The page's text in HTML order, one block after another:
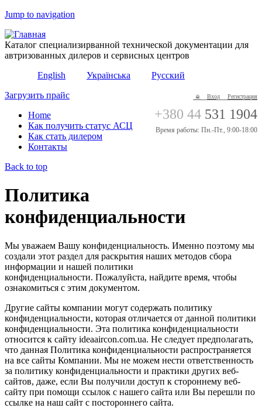
Jump to navigation
Каталог специализирванной технической документации для
автризованных дилеров и сервисных центров
English
Українська Русский
Вход Регистрация
+380 44 531 1904
Время работы: Пн.-Пт., 9:00-18:00
Загрузить прайс
Home
Как получить статус АСЦ
Как стать дилером
Контакты
Back to top
Политика
конфиденциальности
Мы уважаем Вашу конфиденциальность. Именно поэтому мы
создали этот раздел для раскрытия наших методов сбора
информации и нашей политики
конфиденциальности. Пожалуйста, найдите время, чтобы
ознакомиться с этим документом.
Другие сайты компании могут содержать политику
конфиденциальности, которая отличается от данной политики
конфиденциальности. Эта политика конфиденциальности
относится к сайту ideaaircon.com.ua. Не следует предполагать,
что данная Политика конфиденциальности распространяется
на все сайты Компании. Мы не можем нести ответственность
за политику конфиденциальности и практики других веб-
сайтов, даже, если Вы получили доступ к стороннему веб-
сайту при помощи ссылок с нашего сайта или Вы перешли по
ссылке на наш сайт с постороннего сайта.